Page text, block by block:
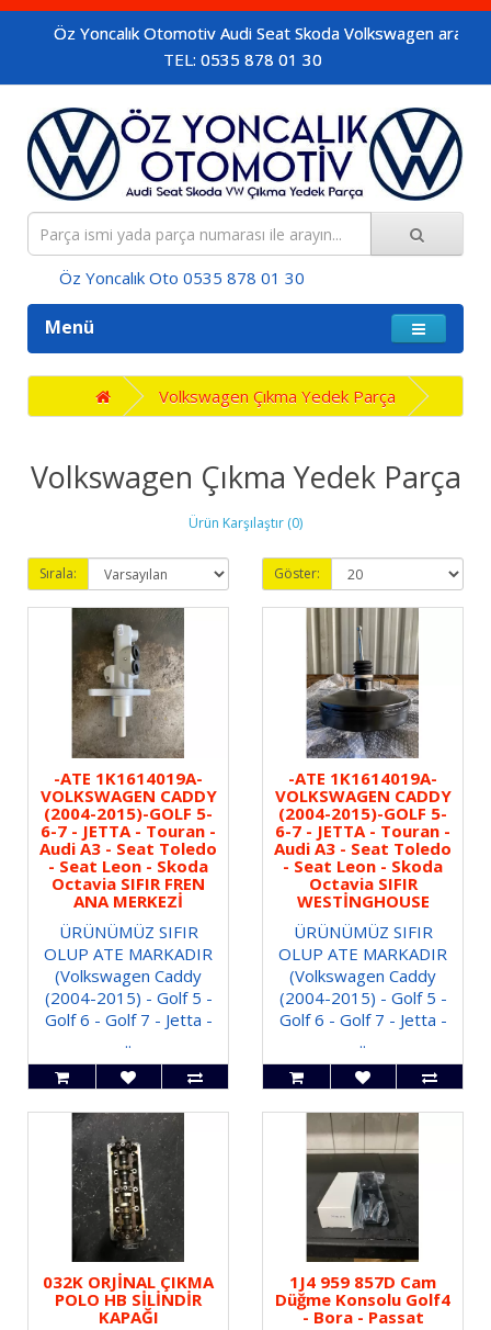
Öz Yoncalık Otomotiv Audi Seat Skoda Volkswagen araçların
TEL: 0535 878 01 30
Öz Yoncalık Oto 0535 878 01 30
Menü
Volkswagen Çıkma Yedek Parça
Volkswagen Çıkma Yedek Parça
Ürün Karşılaştır (0)
Sırala: Göster:
-ATE 1K1614019A-
VOLKSWAGEN CADDY
(2004-2015)-GOLF 5-
6-7 - JETTA - Touran -
Audi A3 - Seat Toledo
- Seat Leon - Skoda
Octavia SIFIR FREN
ANA MERKEZİ
ÜRÜNÜMÜZ SIFIR
OLUP ATE MARKADIR
(Volkswagen Caddy
(2004-2015) - Golf 5 -
Golf 6 - Golf 7 - Jetta -
..
-ATE 1K1614019A-
VOLKSWAGEN CADDY
(2004-2015)-GOLF 5-
6-7 - JETTA - Touran -
Audi A3 - Seat Toledo
- Seat Leon - Skoda
Octavia SIFIR
WESTİNGHOUSE
ÜRÜNÜMÜZ SIFIR
OLUP ATE MARKADIR
(Volkswagen Caddy
(2004-2015) - Golf 5 -
Golf 6 - Golf 7 - Jetta -
..
032K ORJİNAL ÇIKMA
POLO HB SİLİNDİR
KAPAĞI
1J4 959 857D Cam
Düğme Konsolu Golf4
- Bora - Passat